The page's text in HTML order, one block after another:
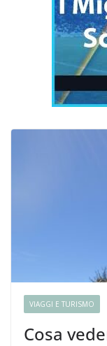
VIAGGI E TURISMO
Cosa